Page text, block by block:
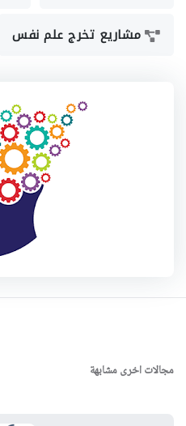
مشاريع تخرج علم نفس
مجالات اخرى مشابهة